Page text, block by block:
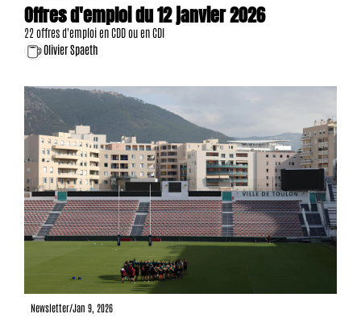
Offres d'emploi du 12 janvier 2026
22 offres d'emploi en CDD ou en CDI
Olivier Spaeth
Newsletter/Jan 9, 2026